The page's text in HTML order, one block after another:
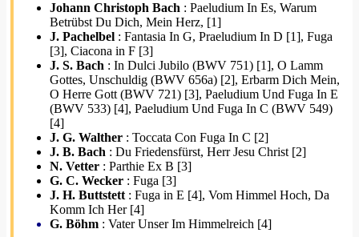
Johann Christoph Bach : Paeludium In Es, Warum
Betrübst Du Dich, Mein Herz, [1]
J. Pachelbel : Fantasia In G, Praeludium In D [1], Fuga
[3], Ciacona in F [3]
J. S. Bach : In Dulci Jubilo (BWV 751) [1], O Lamm
Gottes, Unschuldig (BWV 656a) [2], Erbarm Dich Mein,
O Herre Gott (BWV 721) [3], Paeludium Und Fuga In E
(BWV 533) [4], Paeludium Und Fuga In C (BWV 549)
[4]
J. G. Walther : Toccata Con Fuga In C [2]
J. B. Bach : Du Friedensfürst, Herr Jesu Christ [2]
N. Vetter : Parthie Ex B [3]
G. C. Wecker : Fuga [3]
J. H. Buttstett : Fuga in E [4], Vom Himmel Hoch, Da
Komm Ich Her [4]
G. Böhm : Vater Unser Im Himmelreich [4]